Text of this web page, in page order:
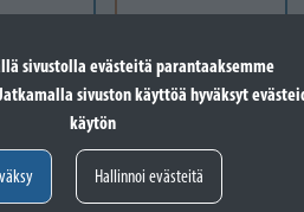
sivustolla evästeitä parantaaksemme
sivuston käyttöä hyväksyt
käytön
Hallinnoi evästeitä